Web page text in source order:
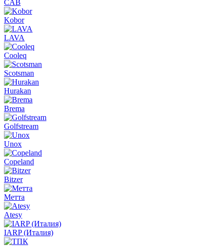
CAB
Kobor
LAVA
Cooleq
Scotsman
Hurakan
Brema
Golfstream
Unox
Copeland
Bitzer
Метта
Atesy
IARP (Италия)